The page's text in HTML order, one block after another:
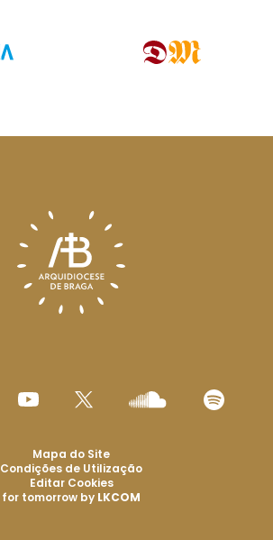
Mapa do Site
Condições de Utilização
Editar Cookies
for tomorrow by LKCOM